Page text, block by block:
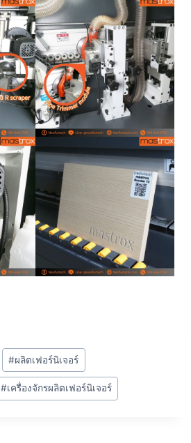
#ผลิตเฟอร์นิเจอร์
#เครื่องจักรผลิตเฟอร์นิเจอร์